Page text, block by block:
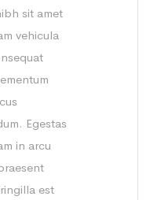
sit amet
vehicula
Egestas
in arcu
est